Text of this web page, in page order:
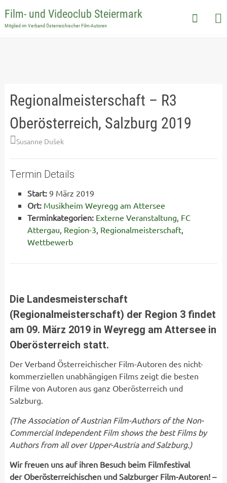
Film- und Videoclub Steiermark
Mitglied im Verband Österreichischer Film-Autoren
Regionalmeisterschaft – R3
Oberösterreich, Salzburg 2019
Susanne Dušek
Termin Details
Start:9 März 2019
Ort: Musikheim Weyregg am Attersee
Terminkategorien: Externe Veranstaltung, FC
Attergau, Region-3, Regionalmeisterschaft,
Wettbewerb
Die Landesmeisterschaft
(Regionalmeisterschaft) der Region 3 findet
am 09. März 2019 in Weyregg am Attersee in
Oberösterreich statt.
Der Verband Österreichischer Film-Autoren des nicht-
kommerziellen unabhängigen Films zeigt die besten
Filme von Autoren aus ganz Oberösterreich und
Salzburg.
(The Association of Austrian Film-Authors of the Non-
Commercial Independent Film shows the best Films by
Authors fromall over Upper-Austria and Salzburg.)
Wir freuen uns auf ihren Besuch beim Filmfestival
der Oberösterreichischen und Salzburger Film-Autoren! –